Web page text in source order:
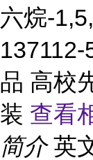
六烷-
品 高校
装 查看
简介 英